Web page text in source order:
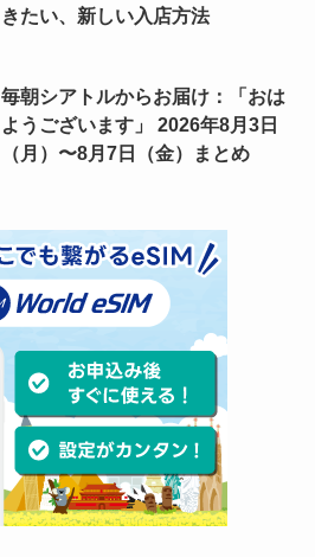
きたい、新しい入店方法
毎朝シアトルからお届け：「おは
ようございます」 2026年8月3日
（月）〜8月7日（金）まとめ